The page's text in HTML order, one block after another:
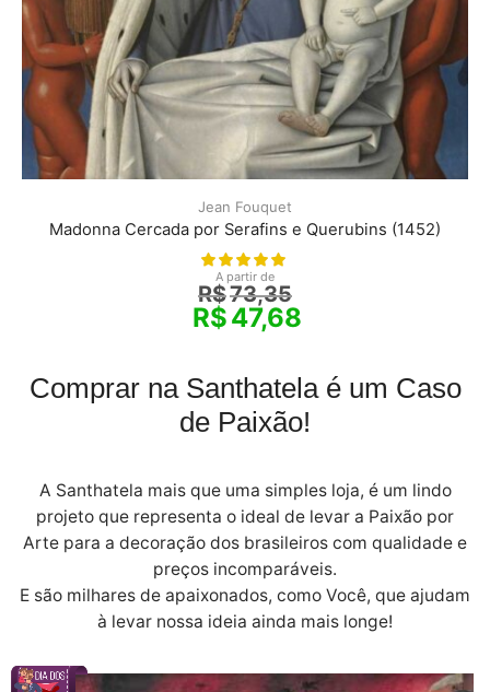
Jean Fouquet
Madonna Cercada por Serafins e Querubins (1452)
A partir de
R$73,35
R$47,68
Comprar na Santhatela é um Caso
de Paixão!
A Santhatela mais que uma simples loja, é um lindo
projeto que representa o ideal de levar a Paixão por
Arte para a decoração dos brasileiros com qualidade e
preços incomparáveis.
E são milhares de apaixonados, como Você, que ajudam
à levar nossa ideia ainda mais longe!